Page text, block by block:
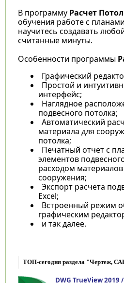
В программу Расчет
обучения работе с
научитесь создавать
считанные минуты.
Особенности программы
Графический
Простой и
интерфейс;
Наглядное
подвесного потолка;
Автоматический
материала для
потолка;
Печатный отчет с
элементов
расходом материалов
сооружения;
Экспорт расчета
Excel;
Встроенный режим
графическим
и так далее.
ТОП-сегодня раздела "Чертеж,
DWG TrueView 2019